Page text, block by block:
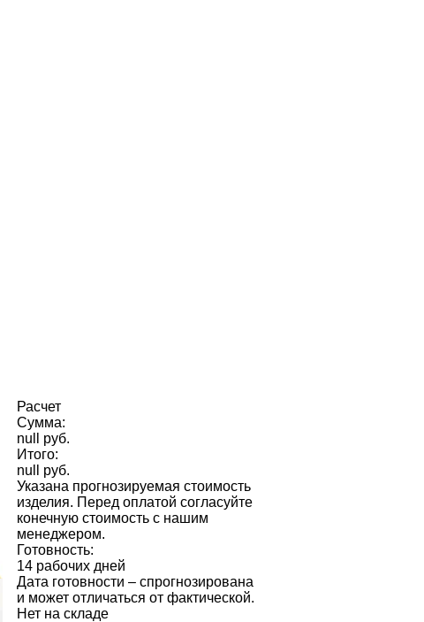
Расчет
Сумма:
null руб.
Итого:
null руб.
Указана прогнозируемая стоимость
изделия. Перед оплатой согласуйте
конечную стоимость с нашим
менеджером.
Готовность:
14 рабочих дней
Дата готовности – спрогнозирована
и может отличаться от фактической.
Нет на складе